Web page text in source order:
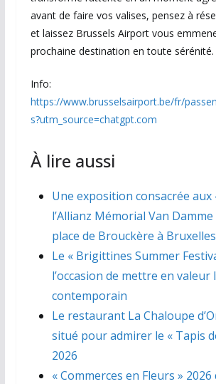
avant de faire vos valises, pensez à
et laissez Brussels Airport vous
prochaine destination en toute sérénité.
Info:
https://www.brusselsairport.be/fr/
s?utm_source=chatgpt.com
À lire aussi
Une exposition consacrée aux
l’Allianz Mémorial Van
place de Brouckère à Bruxelles
Le « Brigittines Summer
l’occasion de mettre en valeur
contemporain
Le restaurant La Chaloupe
situé pour admirer le « Tapis
2026
« Commerces en Fleurs » 2026